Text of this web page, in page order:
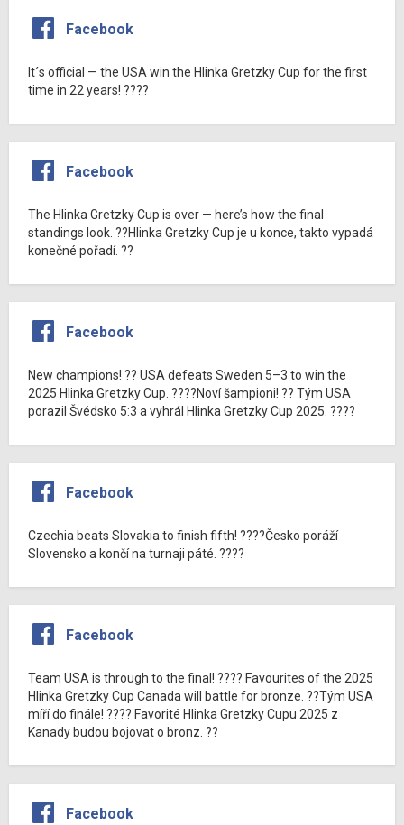
Facebook
It´s official — the USA win the Hlinka Gretzky Cup for the first
time in 22 years! ????
Facebook
The Hlinka Gretzky Cup is over — here’s how the final
standings look. ??Hlinka Gretzky Cup je u konce, takto vypadá
konečné pořadí. ??
Facebook
New champions! ?? USA defeats Sweden 5–3 to win the
2025 Hlinka Gretzky Cup. ????Noví šampioni! ?? Tým USA
porazil Švédsko 5:3 a vyhrál Hlinka Gretzky Cup 2025. ????
Facebook
Czechia beats Slovakia to finish fifth! ????Česko poráží
Slovensko a končí na turnaji páté. ????
Facebook
Team USA is through to the final! ???? Favourites of the 2025
Hlinka Gretzky Cup Canada will battle for bronze. ??Tým USA
míří do finále! ???? Favorité Hlinka Gretzky Cupu 2025 z
Kanady budou bojovat o bronz. ??
Facebook